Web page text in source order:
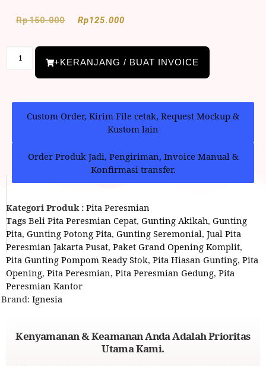
Rp150.000 Rp125.000
+KERANJANG / BUAT INVOICE
Custom Order, Kirim File cetak, Request Mockup &
Kustom lain
Order Produk Jadi, Pengiriman, Invoice Manual &
Konfirmasi transfer.
Kategori Produk : Pita Peresmian
Tags Beli Pita Peresmian Cepat, Gunting Akikah, Gunting
Pita, Gunting Potong Pita, Gunting Seremonial, Jual Pita
Peresmian Jakarta Pusat, Paket Grand Opening Komplit,
Pita Gunting Pompom Ready Stok, Pita Hiasan Gunting, Pita
Opening, Pita Peresmian, Pita Peresmian Gedung, Pita
Peresmian Kantor
Brand: Ignesia
Kenyamanan & Keamanan Anda Adalah Prioritas
Utama Kami.